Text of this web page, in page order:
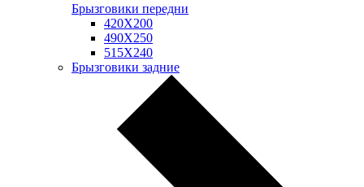
Брызговики передни
420Х200
490Х250
515Х240
Брызговики задние